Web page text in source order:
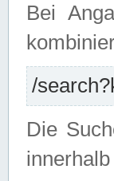
Bei
/
Die